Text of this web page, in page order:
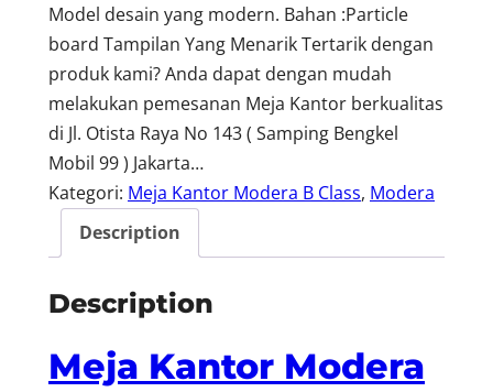
Model desain yang modern. Bahan :Particle
board Tampilan Yang Menarik Tertarik dengan
produk kami? Anda dapat dengan mudah
melakukan pemesanan Meja Kantor berkualitas
di Jl. Otista Raya No 143 ( Samping Bengkel
Mobil 99 ) Jakarta…
Kategori: Meja Kantor Modera B Class, Modera
Description
Description
Meja Kantor Modera